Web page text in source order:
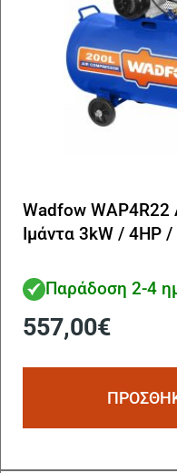
Wadfow
Ιμάντα 3kW / 4HP
Παράδοση 2-4
557,00€